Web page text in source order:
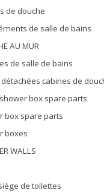
de douche
de salle de bains
AU MUR
de salle de bains
cabines de
shower box spare parts
box spare parts
boxes
WALLS
de toilettes